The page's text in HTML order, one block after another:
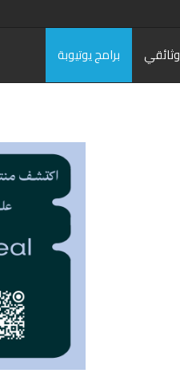
وثائقي برامج يوتيوبة